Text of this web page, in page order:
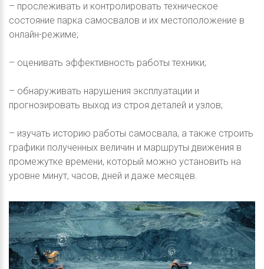
– прослеживать и контролировать техническое
состояние парка самосвалов и их местоположение в
онлайн-режиме;
– оценивать эффективность работы техники;
– обнаруживать нарушения эксплуатации и
прогнозировать выход из строя деталей и узлов;
– изучать историю работы самосвала, а также строить
графики полученных величин и маршруты движения в
промежутке времени, который можно установить на
уровне минут, часов, дней и даже месяцев.